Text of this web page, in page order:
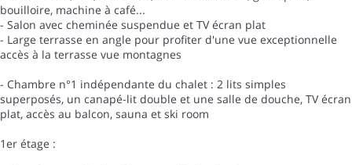
bouilloire, machine à café...
- Salon avec cheminée suspendue et TV écran plat
- Large terrasse en angle pour profiter d'une vue exceptionnelle
accès à la terrasse vue montagnes
- Chambre n°1 indépendante du chalet : 2 lits simples
superposés, un canapé-lit double et une salle de douche, TV écran
plat, accès au balcon, sauna et ski room
1er étage :